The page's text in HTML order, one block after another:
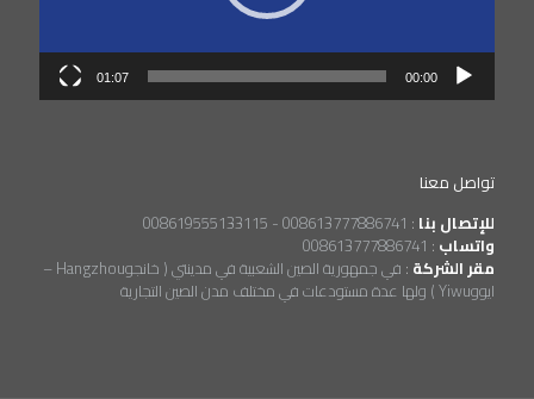
00:00
01:07
تواصل معنا
للإتصال بنا :
008613777886741 - 008619555133115
واتساب :
008613777886741
مقر الشركة : في جمهورية الصين الشعبية في مدينتي ( خانجوHangzhou –
ايووYiwu ) ولها عدة مستودعات في مختلف مدن الصين التجارية